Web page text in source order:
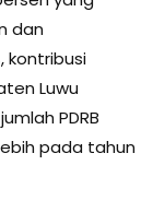
dan
kontribusi
Luwu
PDRB
pada tahun